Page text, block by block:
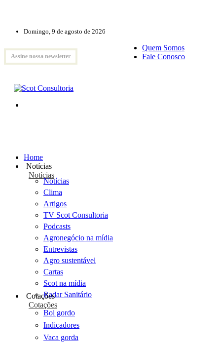
Domingo, 9 de agosto de 2026
Assine nossa newsletter
Quem Somos
Fale Conosco
Home
Notícias
Notícias
Notícias
Clima
Artigos
TV Scot Consultoria
Podcasts
Agronegócio na mídia
Entrevistas
Agro sustentável
Cartas
Scot na mídia
Radar Sanitário
Cotações
Cotações
Boi gordo
Indicadores
Vaca gorda